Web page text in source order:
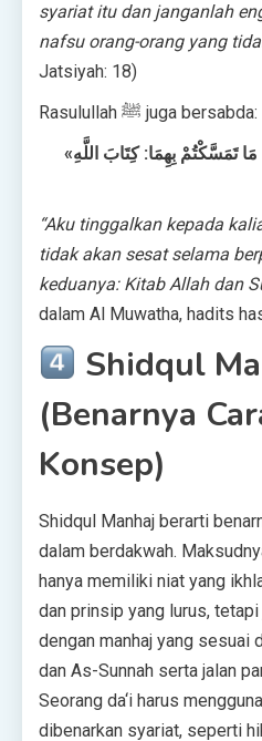
syariat itu dan janganlah
nafsu orang-orang yang
Jatsiyah: 18)
Rasulullah ﷺ juga bersabda:
«تَرَكْتُ فِيكُمْ أَمْرَيْنِ لَنْ تَضِلُّوا مَا تَمَسَّكْتُمْ بِهِمَا: كِتَابَ اللَّهِ
“Aku tinggalkan kepada
tidak akan sesat selama
keduanya: Kitab Allah dan
dalam Al Muwatha, hadits
Shidqul
(Benarnya
Konsep)
Shidqul Manhaj berarti
dalam berdakwah.
hanya memiliki niat yang
dan prinsip yang lurus,
dengan manhaj yang sesuai
dan As-Sunnah serta jalan
Seorang da‘i harus
dibenarkan syariat, seperti